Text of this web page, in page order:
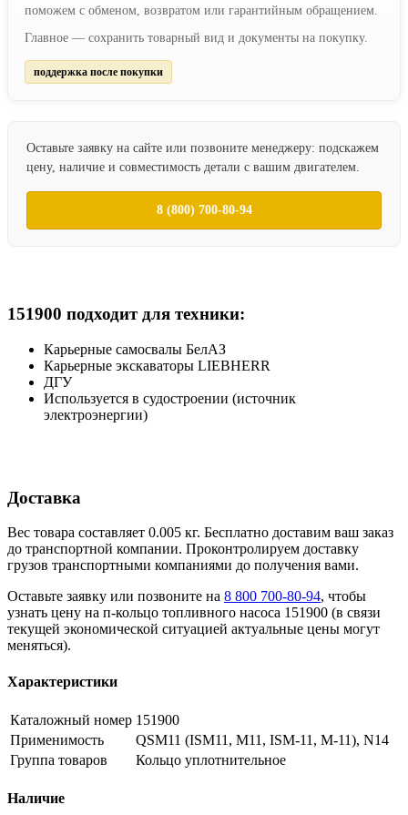
поможем с обменом, возвратом или гарантийным обращением.
Главное — сохранить товарный вид и документы на покупку.
поддержка после покупки
Оставьте заявку на сайте или позвоните менеджеру: подскажем
цену, наличие и совместимость детали с вашим двигателем.
8 (800) 700-80-94
151900 подходит для техники:
Карьерные самосвалы БелАЗ
Карьерные экскаваторы LIEBHERR
ДГУ
Используется в судостроении (источник
электроэнергии)
Доставка
Вес товара составляет 0.005 кг. Бесплатно доставим ваш заказ
до транспортной компании. Проконтролируем доставку
грузов транспортными компаниями до получения вами.
Оставьте заявку или позвоните на 8 800 700-80-94, чтобы
узнать цену на п-кольцо топливного насоса 151900 (в связи
текущей экономической ситуацией актуальные цены могут
меняться).
Характеристики
Каталожный номер 151900
Применимость
QSM11 (ISM11, M11, ISM-11, M-11), N14
Группа товаров
Кольцо уплотнительное
Наличие